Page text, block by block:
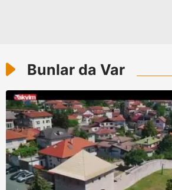
kullanılmaktadır. Bu çerezler
verileriniz işlenmekte olup gerekli olan
toplumu hizmetlerinin sunulması
kullanılmaktadır. Diğer çerezler,
kılınması ve kişiselleştirilmesi ve
reklam/pazarlama faaliyetlerinin
sınırlı olarak açık rızanız dahilinde
Çerezlere ilişkin tercihlerinizi aşağıda
Bunlar da Var